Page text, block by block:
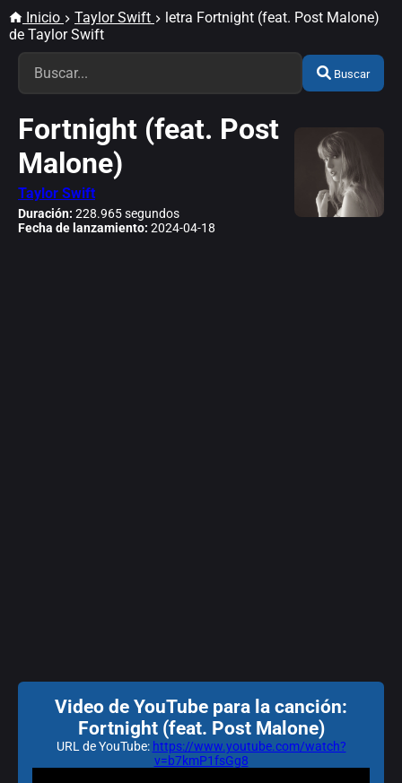
Inicio Taylor Swift
letra Fortnight (feat. Post Malone)
de Taylor Swift
Buscar
Fortnight (feat. Post
Malone)
Taylor Swift
Duración: 228.965 segundos
Fecha de lanzamiento: 2024-04-18
Video de YouTube para la canción:
Fortnight (feat. Post Malone)
URL de YouTube: https://www.youtube.com/watch?
v=b7kmP1fsGg8